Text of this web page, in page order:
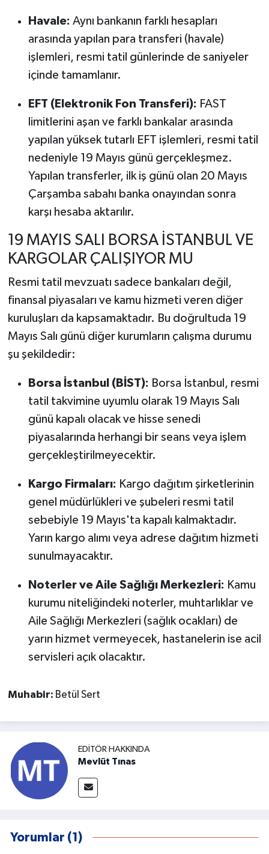
Havale: Aynı bankanın farklı hesapları
arasında yapılan para transferi (havale)
işlemleri, resmi tatil günlerinde de saniyeler
içinde tamamlanır.
EFT (Elektronik Fon Transferi): FAST
limitlerini aşan ve farklı bankalar arasında
yapılan yüksek tutarlı EFT işlemleri, resmi tatil
nedeniyle 19 Mayıs günü gerçekleşmez.
Yapılan transferler, ilk iş günü olan 20 Mayıs
Çarşamba sabahı banka onayından sonra
karşı hesaba aktarılır.
19 MAYIS SALI BORSA İSTANBUL VE
KARGOLAR ÇALIŞIYOR MU
Resmi tatil mevzuatı sadece bankaları değil,
finansal piyasaları ve kamu hizmeti veren diğer
kuruluşları da kapsamaktadır. Bu doğrultuda 19
Mayıs Salı günü diğer kurumların çalışma durumu
şu şekildedir:
Borsa İstanbul (BİST): Borsa İstanbul, resmi
tatil takvimine uyumlu olarak 19 Mayıs Salı
günü kapalı olacak ve hisse senedi
piyasalarında herhangi bir seans veya işlem
gerçekleştirilmeyecektir.
Kargo Firmaları: Kargo dağıtım şirketlerinin
genel müdürlükleri ve şubeleri resmi tatil
sebebiyle 19 Mayıs'ta kapalı kalmaktadır.
Yarın kargo alımı veya adrese dağıtım hizmeti
sunulmayacaktır.
Noterler ve Aile Sağlığı Merkezleri: Kamu
kurumu niteliğindeki noterler, muhtarlıklar ve
Aile Sağlığı Merkezleri (sağlık ocakları) de
yarın hizmet vermeyecek, hastanelerin ise acil
servisleri açık olacaktır.
Muhabir: Betül Sert
EDITÖR HAKKINDA
Mevlüt Tınas
Yorumlar (1)